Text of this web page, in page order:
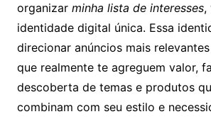
organizar minha lista de interesses,
identidade digital única. Essa
direcionar anúncios mais
que realmente te agreguem valor,
descoberta de temas e produtos
combinam com seu estilo e